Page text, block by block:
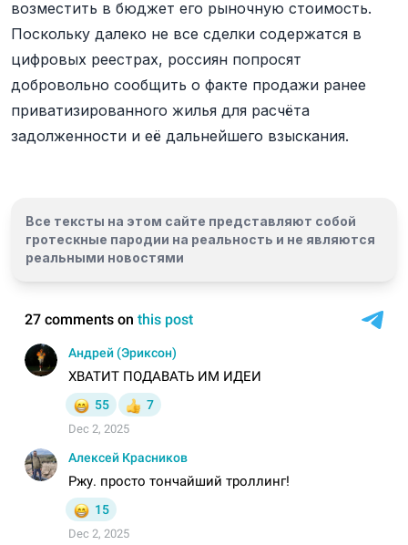
возместить в бюджет его рыночную стоимость.
Поскольку далеко не все сделки содержатся в
цифровых реестрах, россиян попросят
добровольно сообщить о факте продажи ранее
приватизированного жилья для расчёта
задолженности и её дальнейшего взыскания.
Все тексты на этом сайте представляют собой
гротескные пародии на реальность и не являются
реальными новостями